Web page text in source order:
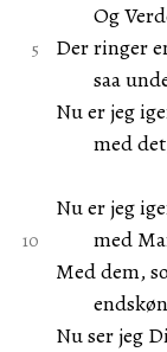
Og
Der ringer
saa
Nu er jeg
med det,
Nu er jeg
med
Med dem,
endskønt
Nu ser jeg